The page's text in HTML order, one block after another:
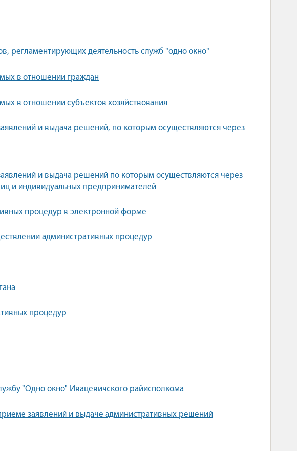
регламентирующих деятельность служб "одно окно"
в отношении граждан
в отношении субъектов хозяйствования
и выдача решений, по которым осуществляются через
и выдача решений по которым осуществляются через
и индивидуальных предпринимателей
процедур в электронной форме
административных процедур
процедур
"Одно окно" Ивацевичского райисполкома
заявлений и выдаче административных решений